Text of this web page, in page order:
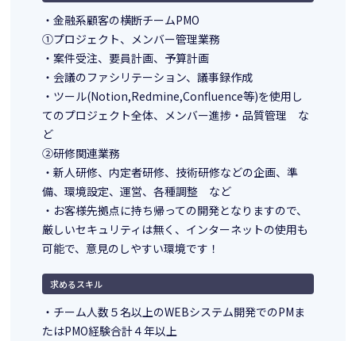
・金融系顧客の横断チームPMO
①プロジェクト、メンバー管理業務
・案件受注、要員計画、予算計画
・会議のファシリテーション、議事録作成
・ツール(Notion,Redmine,Confluence等)を使用し
てのプロジェクト全体、メンバー進捗・品質管理 な
ど
②研修関連業務
・新人研修、内定者研修、技術研修などの企画、準
備、環境設定、運営、各種調整 など
・お客様先拠点に持ち帰っての開発となりますので、
厳しいセキュリティは無く、インターネットの使用も
可能で、意見のしやすい環境です！
求めるスキル
・チーム人数５名以上のWEBシステム開発でのPMま
たはPMO経験合計４年以上